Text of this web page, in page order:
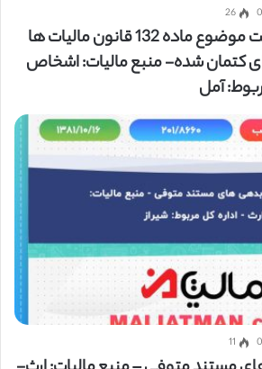
26
عدم مشمول معافیت موضوع ماده 132 قانون مالیات ها
کتمان شده- منبع مالیات: اشخاص
آمل
11